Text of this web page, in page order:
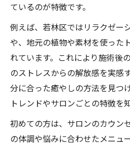
仙台市若林区で自然
エステ洞察で知る自
四季を感じるエステ
自然と調和した癒やし
忙しい日々に癒やしを求
エステ洞察で日常に
若林区で見つけるリフ
忙しさを忘れるエス
ているのが特徴です。
例えば、若林区ではリラクゼー
や、地元の植物や素材を使った
れています。これにより施術後
のストレスからの解放感を実感
分に合った癒やしの方法を見つ
トレンドやサロンごとの特徴を
初めての方は、サロンのカウン
の体調や悩みに合わせたメニュ